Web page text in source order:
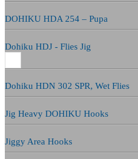
DOHIKU HDA 254 – Pupa
Dohiku HDJ - Flies Jig
Dohiku HDN 302 SPR, Wet Flies
Jig Heavy DOHIKU Hooks
Jiggy Area Hooks